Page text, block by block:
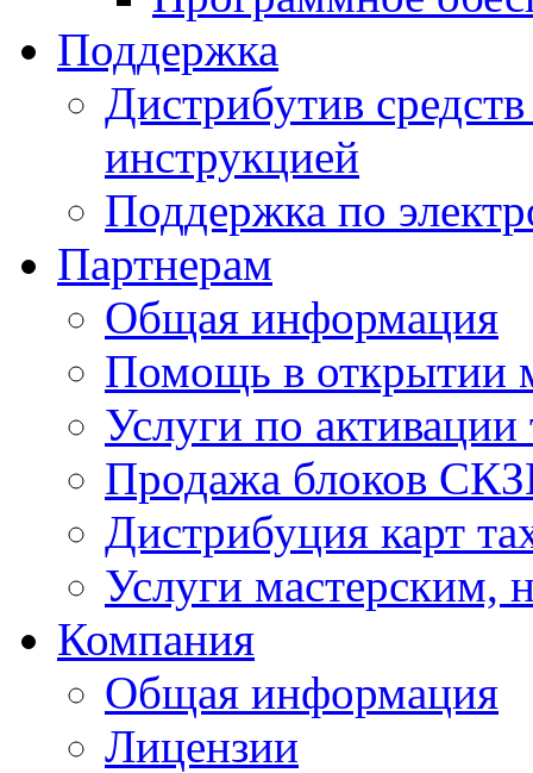
Поддержка
Дистрибутив
инструкцией
Поддержка по
Партнерам
Общая информация
Помощь в открытии
Услуги по активации
Продажа блоков
Дистрибуция карт
Услуги
Компания
Общая информация
Лицензии